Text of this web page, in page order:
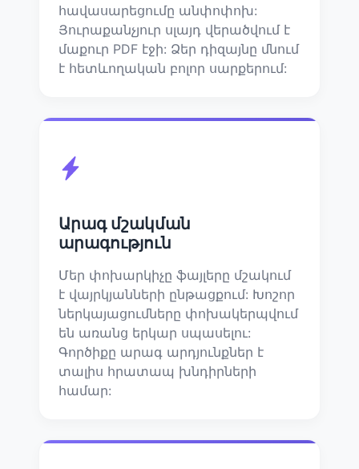
հավասարեցումը անփոփոխ:
Յուրաքանչյուր սլայդ վերածվում է
մաքուր PDF էջի: Ձեր դիզայնը մնում
է հետևողական բոլոր սարքերում:
Արագ մշակման
արագություն
Մեր փոխարկիչը ֆայլերը մշակում
է վայրկյանների ընթացքում: Խոշոր
ներկայացումները փոխակերպվում
են առանց երկար սպասելու:
Գործիքը արագ արդյունքներ է
տալիս հրատապ խնդիրների
համար: